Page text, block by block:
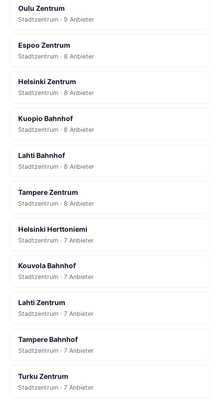
Oulu Zentrum
Stadtzentrum · 9 Anbieter
Espoo Zentrum
Stadtzentrum · 8 Anbieter
Helsinki Zentrum
Stadtzentrum · 8 Anbieter
Kuopio Bahnhof
Stadtzentrum · 8 Anbieter
Lahti Bahnhof
Stadtzentrum · 8 Anbieter
Tampere Zentrum
Stadtzentrum · 8 Anbieter
Helsinki Herttoniemi
Stadtzentrum · 7 Anbieter
Kouvola Bahnhof
Stadtzentrum · 7 Anbieter
Lahti Zentrum
Stadtzentrum · 7 Anbieter
Tampere Bahnhof
Stadtzentrum · 7 Anbieter
Turku Zentrum
Stadtzentrum · 7 Anbieter